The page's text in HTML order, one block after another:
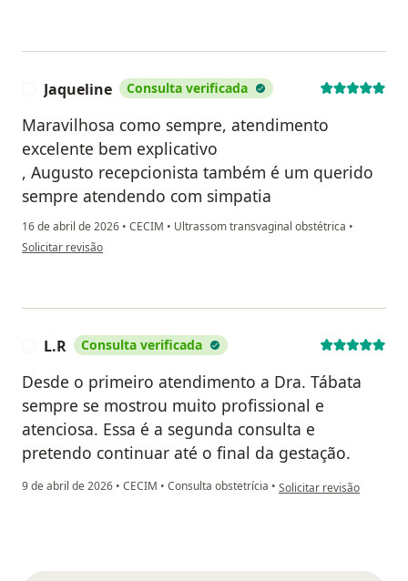
Jaqueline Consulta verificada
Maravilhosa como sempre, atendimento
excelente bem explicativo
, Augusto recepcionista também é um querido
sempre atendendo com simpatia
16 de abril de 2026 • CECIM • Ultrassom transvaginal obstétrica •
na opinião do utilizador Jaqueline
Solicitar revisão
L.R Consulta verificada
Desde o primeiro atendimento a Dra. Tábata
sempre se mostrou muito profissional e
atenciosa. Essa é a segunda consulta e
pretendo continuar até o final da gestação.
9 de abril de 2026 • CECIM • Consulta obstetrícia • na opinião do utilizador
Solicitar revisão